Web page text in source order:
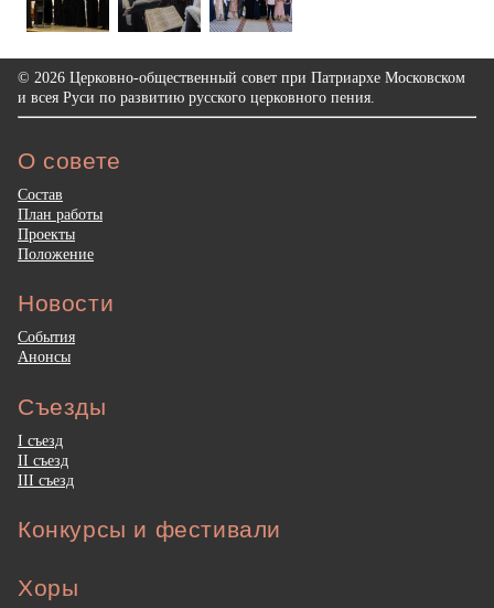
© 2026 Церковно-общественный совет при Патриархе Московском
и всея Руси по развитию русского церковного пения.
О совете
Состав
План работы
Проекты
Положение
Новости
События
Анонсы
Съезды
I съезд
II съезд
III съезд
Конкурсы и фестивали
Хоры